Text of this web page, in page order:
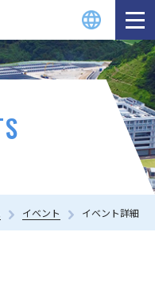
イベント イベント詳細